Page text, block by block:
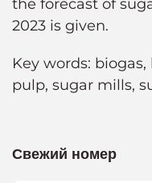
the forecast of
2023 is given.
Key words:
pulp, sugar mills,
Свежий номер